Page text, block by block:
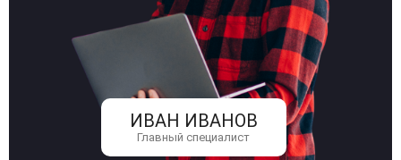
ИВАН ИВАНОВ
Главный специалист